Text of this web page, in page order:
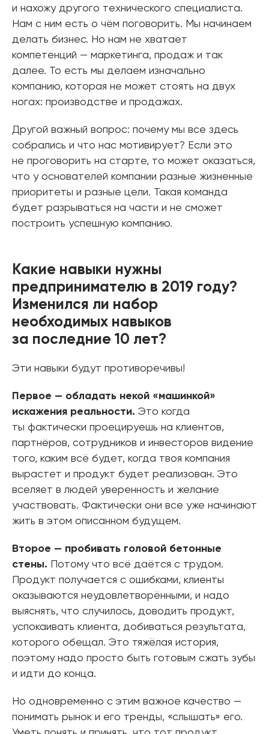
и нахожу другого технического специалиста.
Нам с ним есть о чём поговорить. Мы начинаем
делать бизнес. Но нам не хватает
компетенций — маркетинга, продаж и так
далее. То есть мы делаем изначально
компанию, которая не может стоять на двух
ногах: производстве и продажах.
Другой важный вопрос: почему мы все здесь
собрались и что нас мотивирует? Если это
не проговорить на старте, то может оказаться,
что у основателей компании разные жизненные
приоритеты и разные цели. Такая команда
будет разрываться на части и не сможет
построить успешную компанию.
Какие навыки нужны
предпринимателю в 2019 году?
Изменился ли набор
необходимых навыков
за последние 10 лет?
Эти навыки будут противоречивы!
Первое — обладать некой «машинкой»
искажения реальности. Это когда
ты фактически проецируешь на клиентов,
партнёров, сотрудников и инвесторов видение
того, каким всё будет, когда твоя компания
вырастет и продукт будет реализован. Это
вселяет в людей уверенность и желание
участвовать. Фактически они все уже начинают
жить в этом описанном будущем.
Второе — пробивать головой бетонные
стены. Потому что всё даётся с трудом.
Продукт получается с ошибками, клиенты
оказываются неудовлетворёнными, и надо
выяснять, что случилось, доводить продукт,
успокаивать клиента, добиваться результата,
которого обещал. Это тяжёлая история,
поэтому надо просто быть готовым сжать зубы
и идти до конца.
Но одновременно с этим важное качество —
понимать рынок и его тренды, «слышать» его.